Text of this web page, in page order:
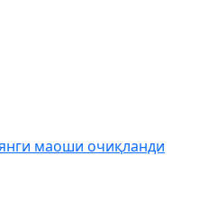
маоши очиқланди